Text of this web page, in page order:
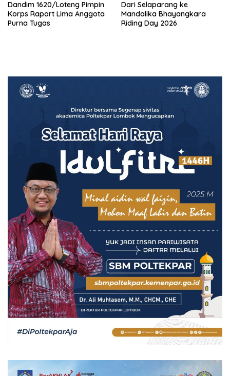
Dandim 1620/Loteng Pimpin
Korps Raport Lima Anggota
Purna Tugas
‎Dari Selaparang ke
Mandalika Bhayangkara
Riding Day 2026